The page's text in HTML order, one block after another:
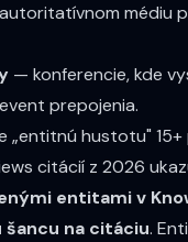
médiu
— konferencie, kde
prepojenia.
„entitnú hustotu"
citácií z 2026
entitami v
šancu na citáciu.